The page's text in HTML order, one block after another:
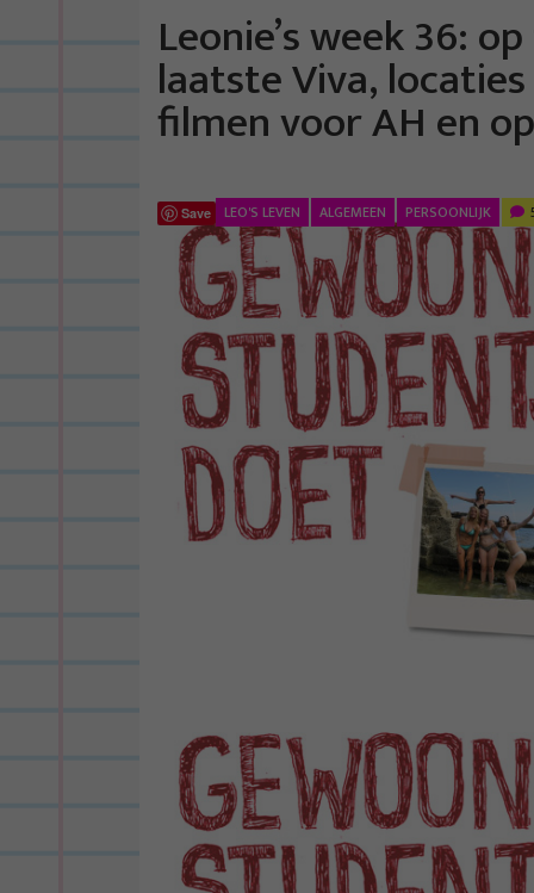
Leonie’s week 36:
laatste Viva,
filmen voor AH en
Save LEO'S LEVEN ALGEMEEN PERSOONLIJK